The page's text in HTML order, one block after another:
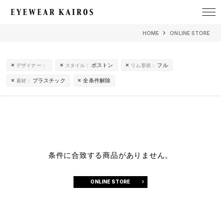
HOME ONLINE STORE
デザイナー： スタイル： ボストン リム形状： フル
素材： プラスチック 全条件解除
条件に合致する商品がありません。
ONLINE STORE